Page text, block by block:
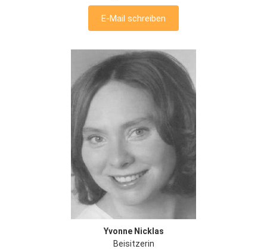
E-Mail schreiben
Yvonne Nicklas
Beisitzerin